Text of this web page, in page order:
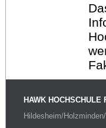
HAWK HOCHSCHULE
Hildesheim/